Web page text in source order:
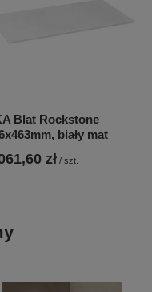
Blat Rockstone
biały mat
zł / szt.